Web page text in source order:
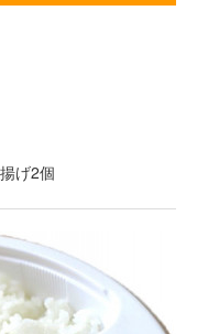
げ2個